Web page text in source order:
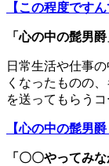
【この程度です
「心の中の髭男爵
日常生活や仕事
くなったものの
を送ってもらうコ
【心の中の髭男爵
「〇〇やってみな